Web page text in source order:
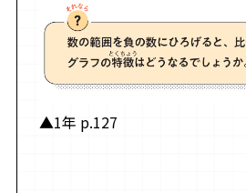
▲1年 p.127